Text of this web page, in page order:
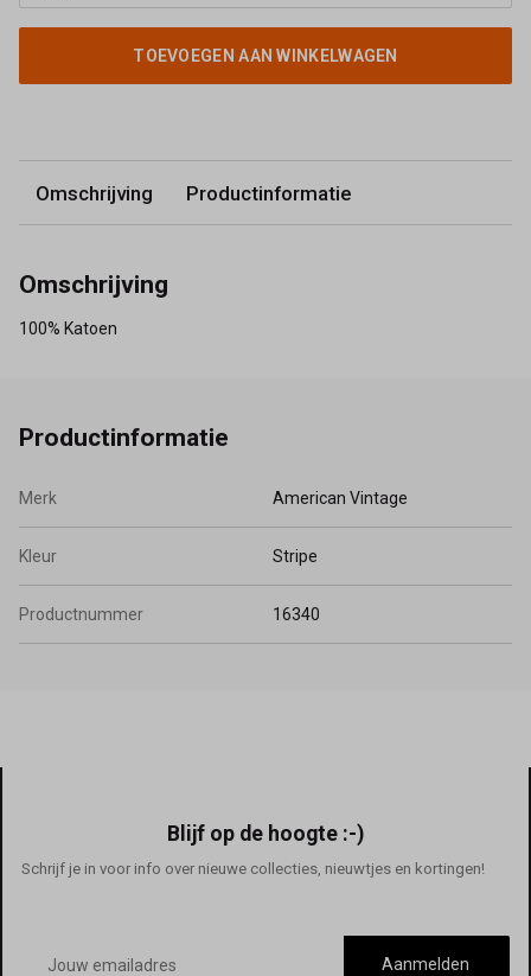
TOEVOEGEN AAN WINKELWAGEN
Omschrijving Productinformatie
Omschrijving
100% Katoen
Productinformatie
Merk American Vintage
Kleur Stripe
Productnummer 16340
Blijf op de hoogte :-)
Schrijf je in voor info over nieuwe collecties, nieuwtjes en kortingen!
mailadres
Aanmelden